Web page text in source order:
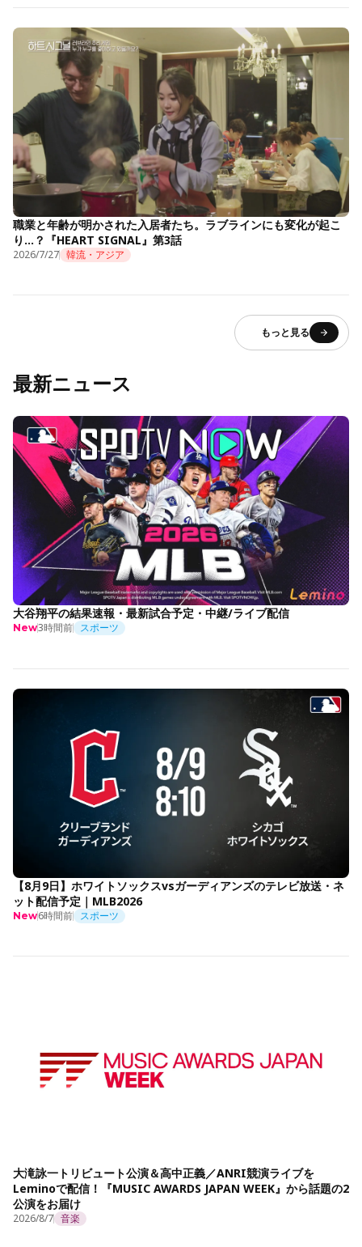
職業と年齢が明かされた入居者たち。ラブラインにも変化が起こ
り…？『HEART SIGNAL』第3話
2026/7/27 韓流・アジア
もっと見る
最新ニュース
大谷翔平の結果速報・最新試合予定・中継/ライブ配信
New3時間前 スポーツ
【8月9日】ホワイトソックスvsガーディアンズのテレビ放送・ネ
ット配信予定｜MLB2026
New6時間前 スポーツ
大滝詠一トリビュート公演＆高中正義／ANRI競演ライブを
Leminoで配信！『MUSIC AWARDS JAPAN WEEK』から話題の2
公演をお届け
2026/8/7 音楽